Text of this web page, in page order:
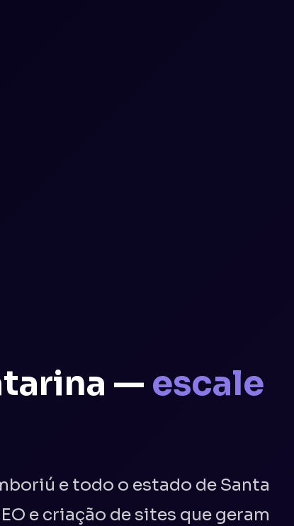
— escale
e todo o estado de Santa
e criação de sites que geram